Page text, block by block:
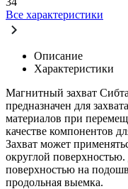
Все характеристики
Описание
Характеристики
Магнитный захват
предназначен для
материалов при
качестве компонентов
Захват может
округлой поверхностью.
поверхностью на
продольная выемка.